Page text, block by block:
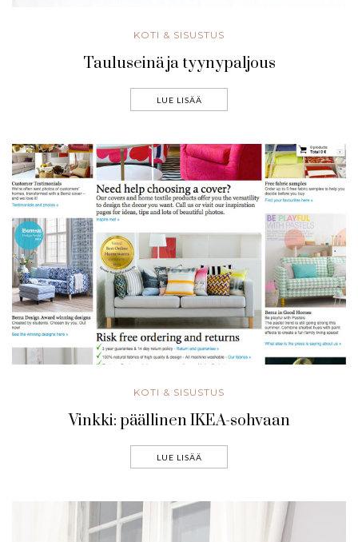
KOTI & SISUSTUS
Tauluseinä ja tyynypaljous
LUE LISÄÄ
KOTI & SISUSTUS
Vinkki: päällinen IKEA-sohvaan
LUE LISÄÄ